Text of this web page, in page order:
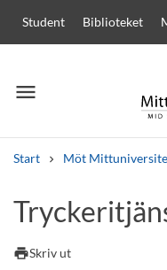
Student Biblioteket
menu
Meny
Start Möt
Andra söktjänster
Kurser och program
printSkriv ut